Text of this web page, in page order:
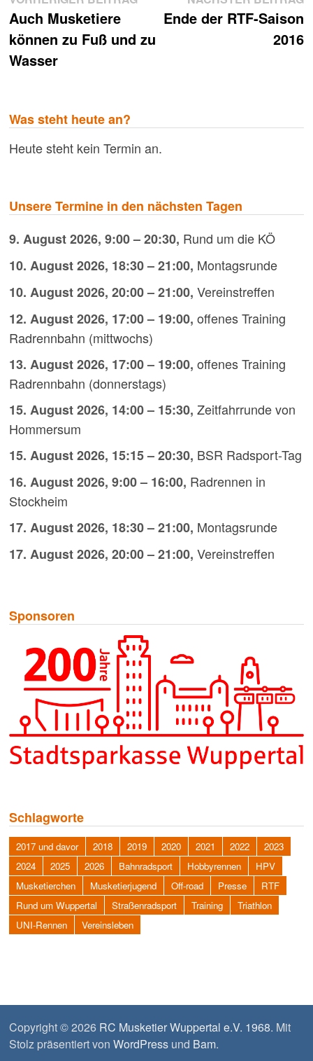
Beitrag:
Auch Musketiere
können zu Fuß und zu
Wasser
Ende der RTF-Saison
2016
Was steht heute an?
Heute steht kein Termin an.
Unsere Termine in den nächsten Tagen
9. August 2026, 9:00– 20:30, Rund um die KÖ
10. August 2026, 18:30– 21:00, Montagsrunde
10. August 2026, 20:00– 21:00, Vereinstreffen
12. August 2026, 17:00– 19:00, offenes Training
Radrennbahn (mittwochs)
13. August 2026, 17:00– 19:00, offenes Training
Radrennbahn (donnerstags)
15. August 2026, 14:00– 15:30, Zeitfahrrunde von
Hommersum
15. August 2026, 15:15– 20:30, BSR Radsport-Tag
16. August 2026, 9:00– 16:00, Radrennen in
Stockheim
17. August 2026, 18:30– 21:00, Montagsrunde
17. August 2026, 20:00– 21:00, Vereinstreffen
Sponsoren
Schlagworte
2017 und davor 2018 2019 2020 2021 2022
2023
2024
2025 2026 Bahnradsport Hobbyrennen
HPV
Musketierchen
Musketierjugend Off-road Presse
RTF
Rund um Wuppertal
Straßenradsport Training
Triathlon
UNI-Rennen
Vereinsleben
Copyright © 2026 RC Musketier Wuppertal e.V. 1968. Mit
Stolz präsentiert von WordPressund Bam.